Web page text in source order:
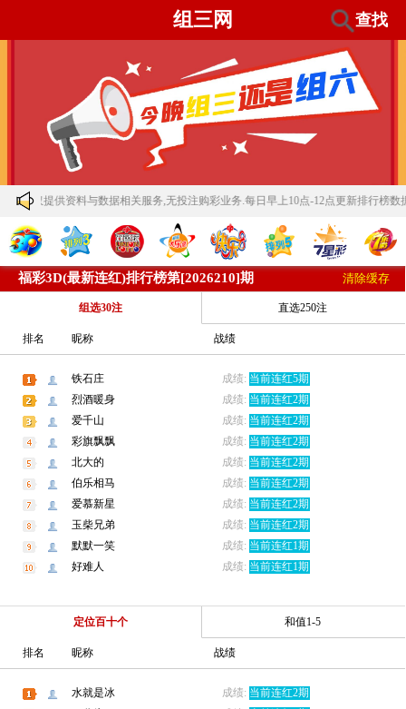
组三网 查找
资料与数据相关服务,无投注购彩业务.每日早上10点-12点更新排行榜数据,规律推